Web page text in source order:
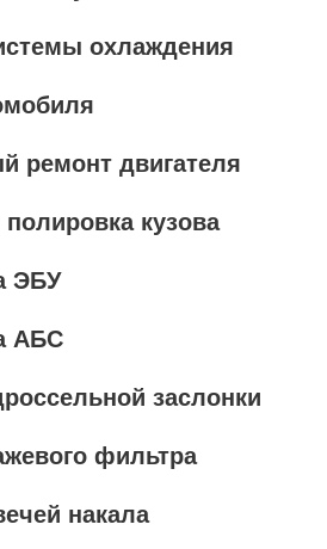
охлаждения
ремонт двигателя
кузова
ЭБУ
АБС
заслонки
фильтра
накала